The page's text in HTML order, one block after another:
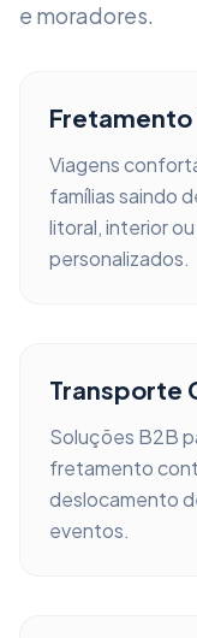
e moradores.
Viagens
famílias saindo
litoral, interior
personalizados.
Transporte
Soluções B2B
fretamento
deslocamento
eventos.